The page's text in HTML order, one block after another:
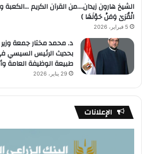
الشيخ هارون زيدان….من القرآن الكريم
الْقُرَىٰ وَمَنْ حَوْلَهَا )
5 فبراير، 2026
د. محمد مختار جمعة
بحديث الرئيس السيسي
طبيعة الوظيفة العامة
29 يناير، 2026
الإعلانات